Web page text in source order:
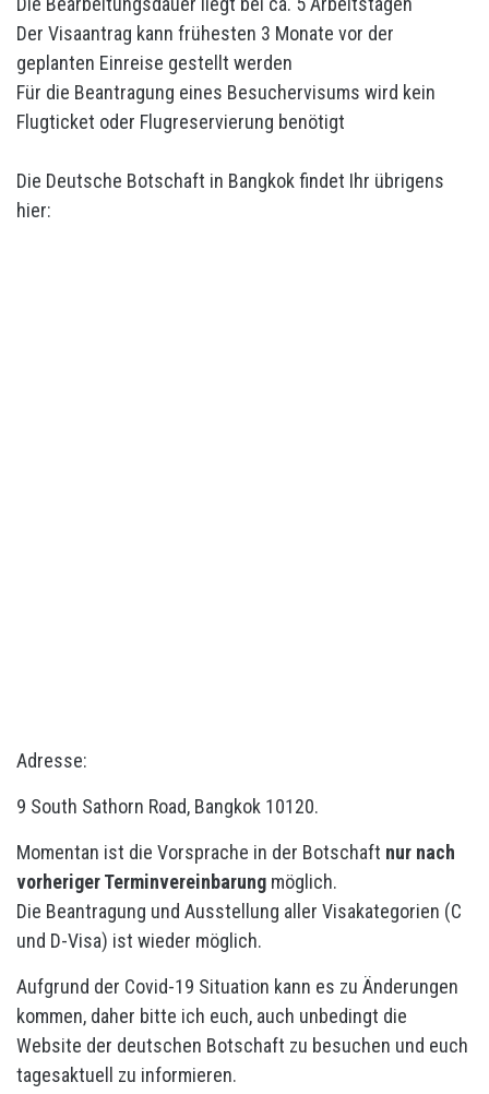
Der Visaantrag kann frühesten 3 Monate vor der
geplanten Einreise gestellt werden
Für die Beantragung eines Besuchervisums wird kein
Flugticket oder Flugreservierung benötigt
Die Deutsche Botschaft in Bangkok findet Ihr übrigens
hier:
Adresse:
9 South Sathorn Road, Bangkok 10120.
Momentan ist die Vorsprache in der Botschaft nur nach
vorheriger Terminvereinbarung möglich.
Die Beantragung und Ausstellung aller Visakategorien (C
und D-Visa) ist wieder möglich.
Aufgrund der Covid-19 Situation kann es zu Änderungen
kommen, daher bitte ich euch, auch unbedingt die
Website der deutschen Botschaft zu besuchen und euch
tagesaktuell zu informieren.